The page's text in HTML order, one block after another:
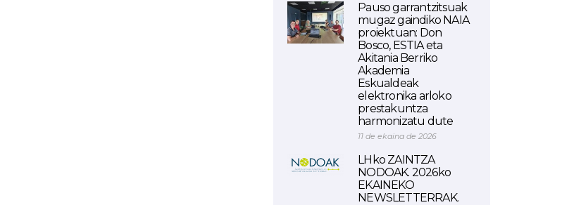
Pauso garrantzitsuak
mugaz gaindiko NAIA
proiektuan: Don
Bosco, ESTIA eta
Akitania Berriko
Akademia
Eskualdeak
elektronika arloko
prestakuntza
harmonizatu dute
11 de ekaina de 2026
LHko ZAINTZA
NODOAK. 2026ko
EKAINEKO
NEWSLETTERRAK.